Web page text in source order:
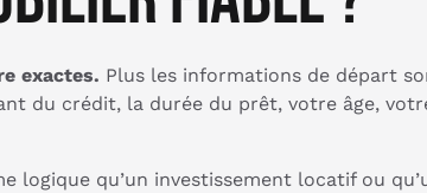
exactes. Plus les informations de départ
du crédit, la durée du prêt, votre âge,
logique qu’un investissement locatif ou